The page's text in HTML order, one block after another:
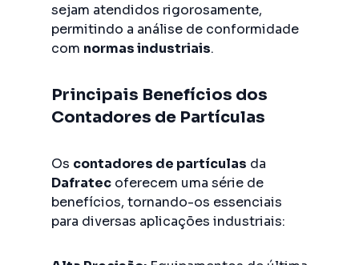
sejam atendidos rigorosamente,
permitindo a análise de conformidade
com normas industriais.
Principais Benefícios dos
Contadores de Partículas
Os contadores de partículas da
Dafratec oferecem uma série de
benefícios, tornando-os essenciais
para diversas aplicações industriais: